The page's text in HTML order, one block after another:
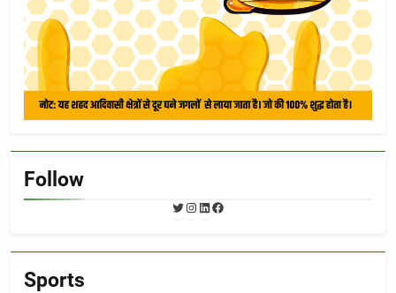
Follow
Twitter
Instagram
LinkedIn
Facebook
Sports